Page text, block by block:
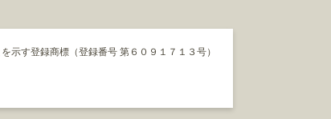
示す登録商標（登録番号 第６０９１７１３号）